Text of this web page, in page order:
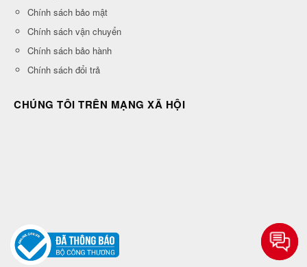
Chính sách bảo mật
Chính sách vận chuyển
Chính sách bảo hành
Chính sách đổi trả
CHÚNG TÔI TRÊN MẠNG XÃ HỘI